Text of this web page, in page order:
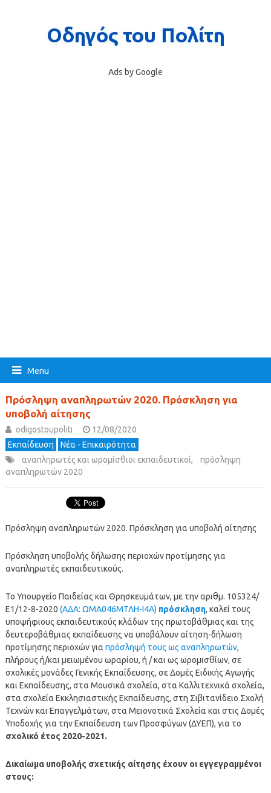
Ads by Google
Menu
Πρόσληψη αναπληρωτών 2020. Πρόσκληση για
υποβολή αίτησης
odigostoupoliti
12/08/2020
Εκπαίδευση
Νέα - Επικαιρότητα
αναπληρωτές και ωρομίσθιοι εκπαιδευτικοί,
πρόσληψη
αναπληρωτών 2020
Πρόσληψη αναπληρωτών 2020. Πρόσκληση για υποβολή αίτησης
Πρόσκληση υποβολής δήλωσης περιοχών προτίμησης για
αναπληρωτές εκπαιδευτικούς.
Το Υπουργείο Παιδείας και Θρησκευμάτων, με την αριθμ. 105324/
Ε1/12-8-2020 (ΑΔΑ: ΩΜΑ046ΜΤΛΗ-Ι4Α) πρόσκληση, καλεί τους
υποψήφιους εκπαιδευτικούς κλάδων της πρωτοβάθμιας και της
δευτεροβάθμιας εκπαίδευσης να υποβάλουν αίτηση-δήλωση
προτίμησης περιοχών για πρόσληψή τους ως αναπληρωτών,
πλήρους ή/και μειωμένου ωραρίου, ή / και ως ωρομισθίων, σε
σχολικές μονάδες Γενικής Εκπαίδευσης, σε Δομές Ειδικής Αγωγής
και Εκπαίδευσης, στα Μουσικά σχολεία, στα Καλλιτεχνικά σχολεία,
στα σχολεία Εκκλησιαστικής Εκπαίδευσης, στη Σιβιτανίδειο Σχολή
Τεχνών και Επαγγελμάτων, στα Μειονοτικά Σχολεία και στις Δομές
Υποδοχής για την Εκπαίδευση των Προσφύγων (ΔΥΕΠ), για το
σχολικό έτος 2020-2021.
Δικαίωμα υποβολής σχετικής αίτησης έχουν οι εγγεγραμμένοι
στους: